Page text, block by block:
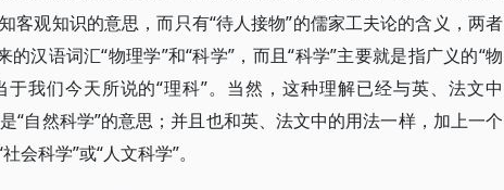
客观知识的意思，而只有“待人接物”的儒家工夫论的含义，两者
汉语词汇“物理学”和“科学”，而且“科学”主要就是指广义的“物
于我们今天所说的“理科”。当然，这种理解已经与英、法文中
“自然科学”的意思；并且也和英、法文中的用法一样，加上一个
科学”或“人文科学”。